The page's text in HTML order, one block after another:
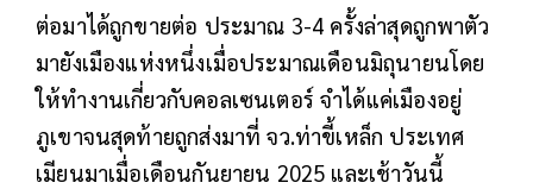
ต่อมาได้ถูกขายต่อ ประมาณ 3-4 ครั้งล่าสุดถูกพาตัว
มายังเมืองแห่งหนึ่งเมื่อประมาณเดือนมิถุนายนโดย
ให้ทำงานเกี่ยวกับคอลเซนเตอร์ จำได้แค่เมืองอยู่
ภูเขาจนสุดท้ายถูกส่งมาที่ จว.ท่าขี้เหล็ก ประเทศ
เมียนมาเมื่อเดือนกันยายน 2025 และเช้าวันนี้